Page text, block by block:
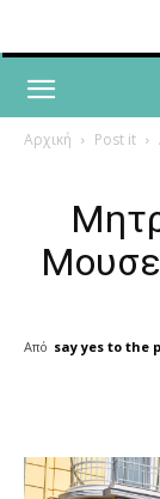
Αρχική Post it
Από say yes to the